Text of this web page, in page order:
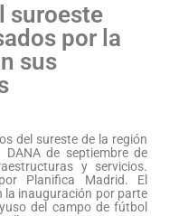
suroeste
por la
sus
del sureste de la región
de septiembre de
y servicios.
Planifica Madrid. El
la inauguración por parte
del campo de fútbol